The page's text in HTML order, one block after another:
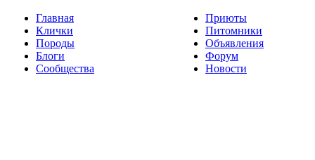
Главная
Клички
Породы
Блоги
Сообщества
Приюты
Питомники
Объявления
Форум
Новости